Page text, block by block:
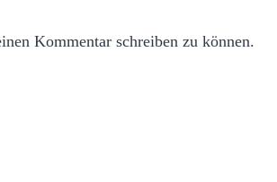
Kommentar schreiben zu können.